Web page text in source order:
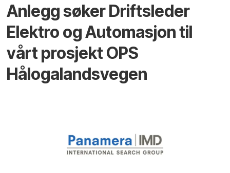
Anlegg søker Driftsleder
Elektro og Automasjon til
vårt prosjekt OPS
Hålogalandsvegen